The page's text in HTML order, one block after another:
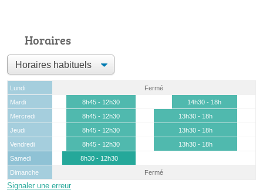
Horaires
Lundi
Fermé
Mardi
8h45 - 12h30
14h30 - 18h
Mercredi
8h45 - 12h30
13h30 - 18h
Jeudi
8h45 - 12h30
13h30 - 18h
Vendredi
8h45 - 12h30
13h30 - 18h
Samedi
8h30 - 12h30
Dimanche
Fermé
Signaler une erreur